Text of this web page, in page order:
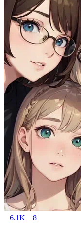
6.1K 8